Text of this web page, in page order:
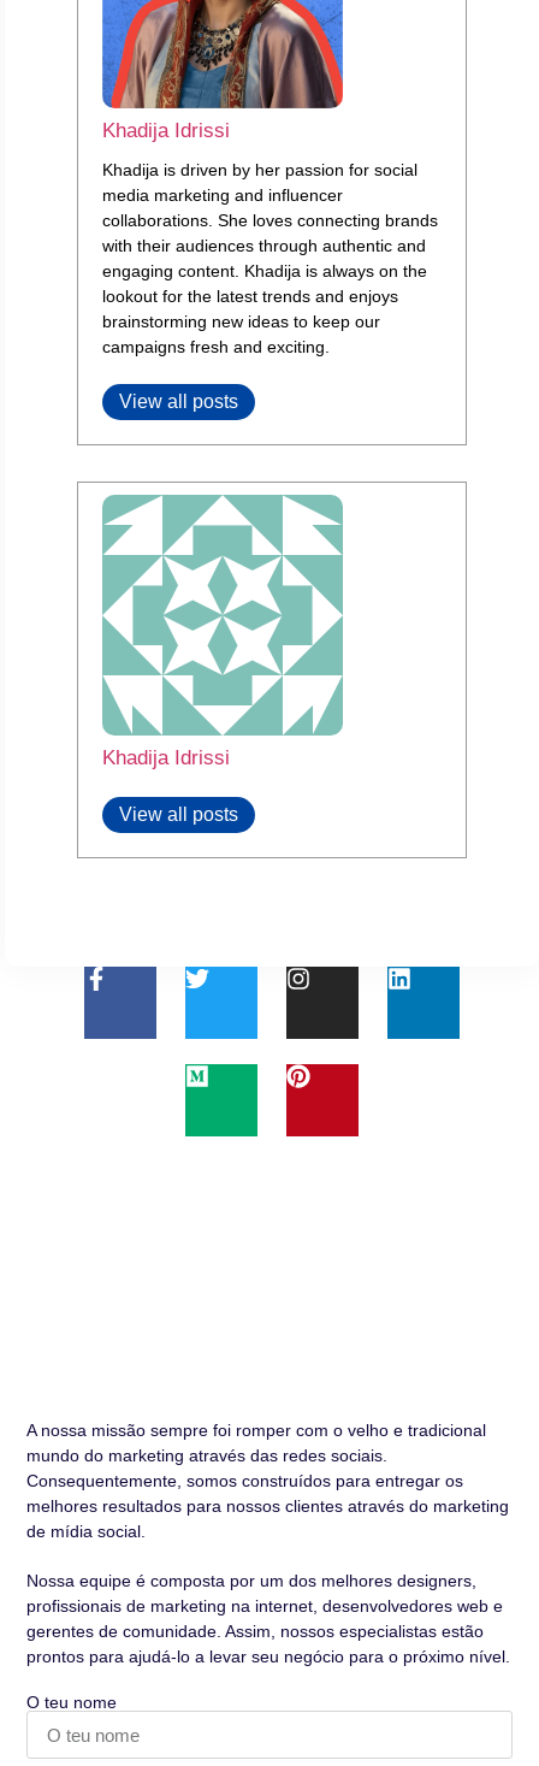
Khadija Idrissi
Khadija is driven by her passion for social
media marketing and influencer
collaborations. She loves connecting brands
with their audiences through authentic and
engaging content. Khadija is always on the
lookout for the latest trends and enjoys
brainstorming new ideas to keep our
campaigns fresh and exciting.
View all posts
Khadija Idrissi
View all posts
A nossa missão sempre foi romper com o velho e tradicional
mundo do marketing através das redes sociais.
Consequentemente, somos construídos para entregar os
melhores resultados para nossos clientes através do marketing
de mídia social.
Nossa equipe é composta por um dos melhores designers,
profissionais de marketing na internet, desenvolvedores web e
gerentes de comunidade. Assim, nossos especialistas estão
prontos para ajudá-lo a levar seu negócio para o próximo nível.
O teu nome